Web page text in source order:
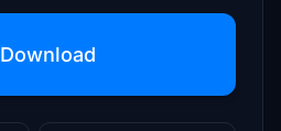
Download